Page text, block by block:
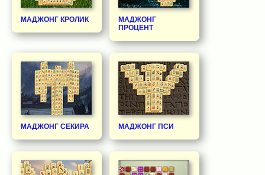
МАДЖОНГ КРОЛИК
МАДЖОНГ
ПРОЦЕНТ
МАДЖОНГ СЕКИРА МАДЖОНГ ПСИ